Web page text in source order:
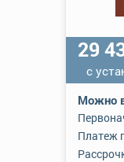
29
с
Можно
Платеж